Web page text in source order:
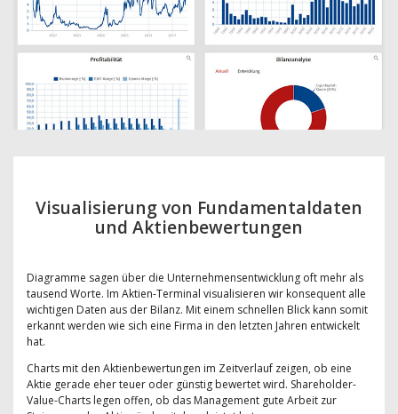
Visualisierung von Fundamentaldaten
und Aktienbewertungen
Diagramme sagen über die Unternehmensentwicklung oft mehr als
tausend Worte. Im Aktien-Terminal visualisieren wir konsequent alle
wichtigen Daten aus der Bilanz. Mit einem schnellen Blick kann somit
erkannt werden wie sich eine Firma in den letzten Jahren entwickelt
hat.
Charts mit den Aktienbewertungen im Zeitverlauf zeigen, ob eine
Aktie gerade eher teuer oder günstig bewertet wird. Shareholder-
Value-Charts legen offen, ob das Management gute Arbeit zur